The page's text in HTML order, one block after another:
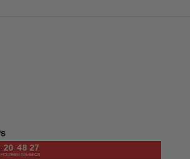
20
HOURS
48
MINS
26
SECS